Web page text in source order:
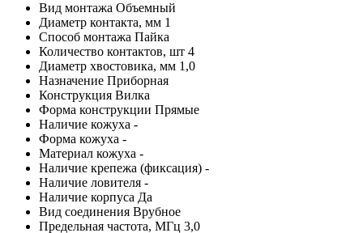
Вид монтажа Объемный
Диаметр контакта, мм 1
Способ монтажа Пайка
Количество контактов, шт 4
Диаметр хвостовика, мм 1,0
Назначение Приборная
Конструкция Вилка
Форма конструкции Прямые
Наличие кожуха -
Форма кожуха -
Материал кожуха -
Наличие крепежа (фиксация) -
Наличие ловителя -
Наличие корпуса Да
Вид соединения Врубное
Предельная частота, МГц 3,0